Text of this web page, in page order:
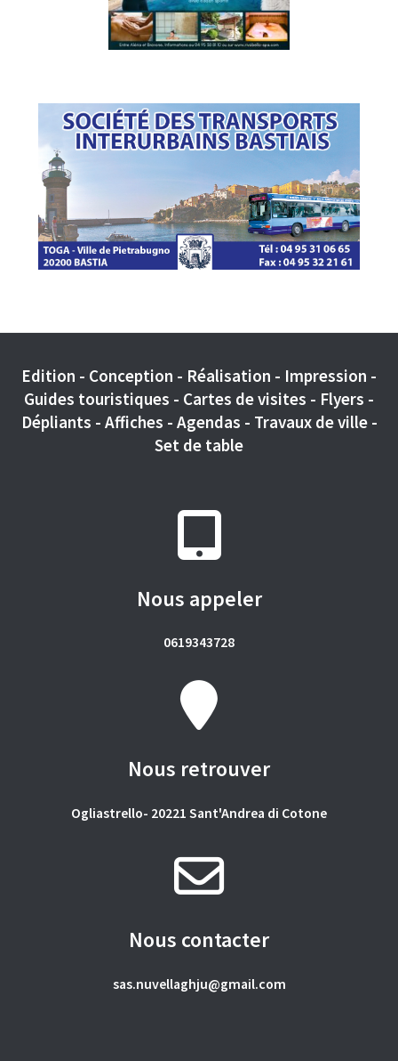
Edition - Conception - Réalisation - Impression -
Guides touristiques - Cartes de visites - Flyers -
Dépliants - Affiches - Agendas - Travaux de ville -
Set de table
Nous appeler
0619343728
Nous retrouver
Ogliastrello- 20221 Sant'Andrea di Cotone
Nous contacter
sas.nuvellaghju@gmail.com